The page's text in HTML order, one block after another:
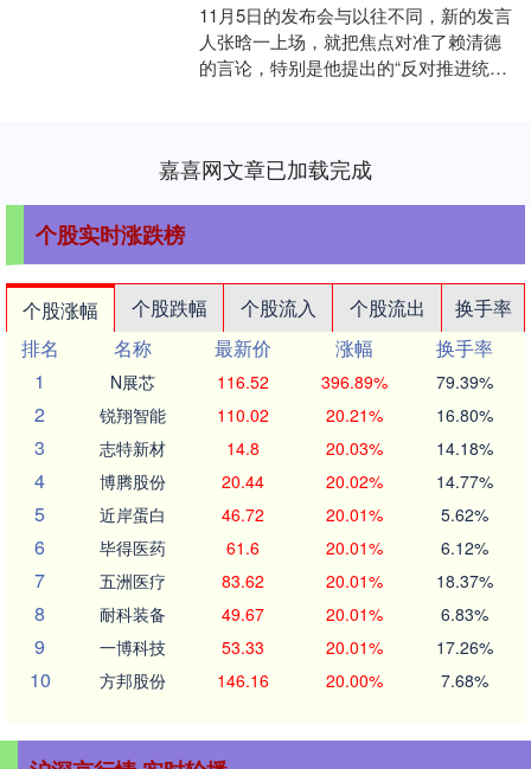
11月5日的发布会与以往不同，新的发言
人张晗一上场，就把焦点对准了赖清德
的言论，特别是他提出的“反对推进统
嘉喜网文章已加载完成
个股实时涨跌榜
个股涨幅 个股跌幅 个股流入 个股流出
换手率
排名
名称 最新价 涨幅
换手率
1
N展芯 116.52 396.89% 79.39%
2 锐翔智能 110.02 20.21% 16.80%
3 志特新材 14.8 20.03% 14.18%
4 博腾股份 20.44 20.02% 14.77%
5 近岸蛋白 46.72 20.01% 5.62%
6 毕得医药 61.6 20.01% 6.12%
7 五洲医疗 83.62 20.01% 18.37%
8 耐科装备 49.67 20.01% 6.83%
9 一博科技 53.33 20.01% 17.26%
10 方邦股份 146.16 20.00% 7.68%